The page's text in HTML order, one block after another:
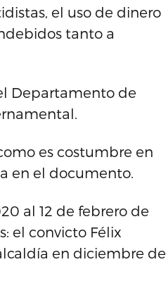
el uso de dinero
tanto a
Departamento de
es costumbre en
en el documento.
al 12 de febrero de
el convicto Félix
en diciembre de